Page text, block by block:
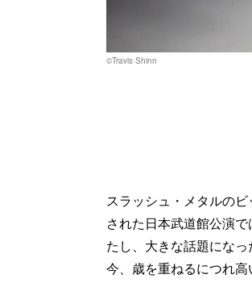
©Travis Shinn
スラッシュ・メタルの
された日本武道館公演
たし、大きな話題にな
今、歳を重ねるにつれ